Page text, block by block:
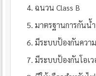
ฉนวน Class B
มาตรฐานการกันน้
มีระบบป้องกันควา
มีระบบป้องกันโอเ